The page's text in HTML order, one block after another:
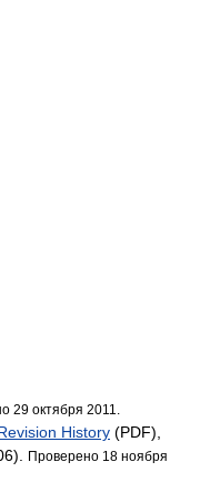
29 октября 2011.
History (PDF),
Проверено 18 ноября